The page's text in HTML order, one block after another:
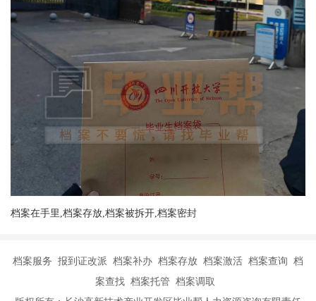
档案在手里,档案存放,档案被拆开,档案密封
档案服务 报到证改派 档案补办 档案存放 档案激活 档案查询 档
案查找 档案托管 档案调取